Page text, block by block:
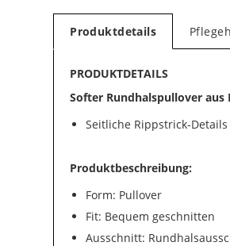
Produktdetails
PRODUKTDETAILS
Softer Rundhalspullover
Seitliche Rippstrick-Details
Produktbeschreibung:
Form: Pullover
Fit: Bequem geschnitten
Ausschnitt: